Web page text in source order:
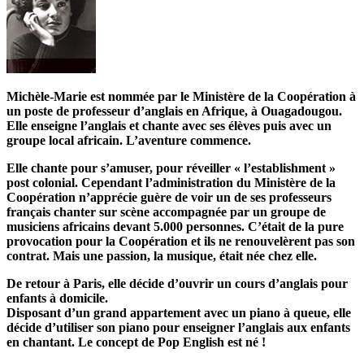
Michèle-Marie est nommée par le Ministère de la Coopération à
un poste de professeur d’anglais en Afrique, à Ouagadougou.
Elle enseigne l’anglais et chante avec ses élèves puis avec un
groupe local africain. L’aventure commence.
Elle chante pour s’amuser, pour réveiller « l’establishment »
post colonial. Cependant l’administration du Ministère de la
Coopération n’apprécie guère de voir un de ses professeurs
français chanter sur scène accompagnée par un groupe de
musiciens africains devant 5.000 personnes. C’était de la pure
provocation pour la Coopération et ils ne renouvelèrent pas son
contrat. Mais une passion, la musique, était née chez elle.
De retour à Paris, elle décide d’ouvrir un cours d’anglais pour
enfants à domicile.
Disposant d’un grand appartement avec un piano à queue, elle
décide d’utiliser son piano pour enseigner l’anglais aux enfants
en chantant. Le concept de Pop English est né !